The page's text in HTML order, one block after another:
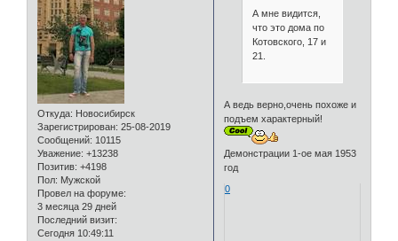
Откуда: Новосибирск
Зарегистрирован: 25-08-2019
Сообщений: 10115
Уважение: +13238
Позитив: +4198
Пол: Мужской
Провел на форуме:
3 месяца 29 дней
Последний визит:
Сегодня 10:49:11
А мне видится,
что это дома по
Котовского, 17 и
21.
А ведь верно,очень похоже и
подъем характерный!
Демонстрации 1-ое мая 1953
год
0